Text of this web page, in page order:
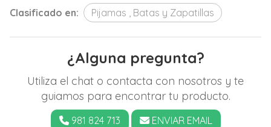
Clasificado en: Pijamas , Batas y Zapatillas
¿Alguna pregunta?
Utiliza el chat o contacta con nosotros y te
guiamos para encontrar tu producto.
981 824 713 ENVIAR EMAIL